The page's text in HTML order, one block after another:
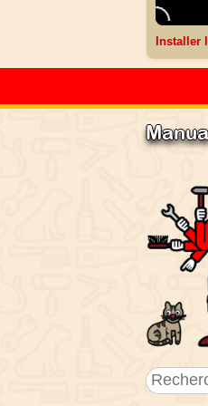
Installer